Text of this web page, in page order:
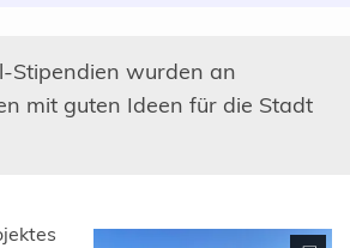
Stipendien wurden an
mit guten Ideen für die Stadt